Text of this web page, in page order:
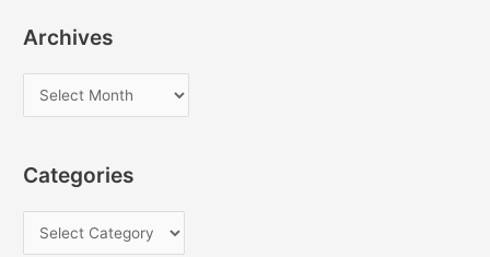
Archives
r
h
Categories
a